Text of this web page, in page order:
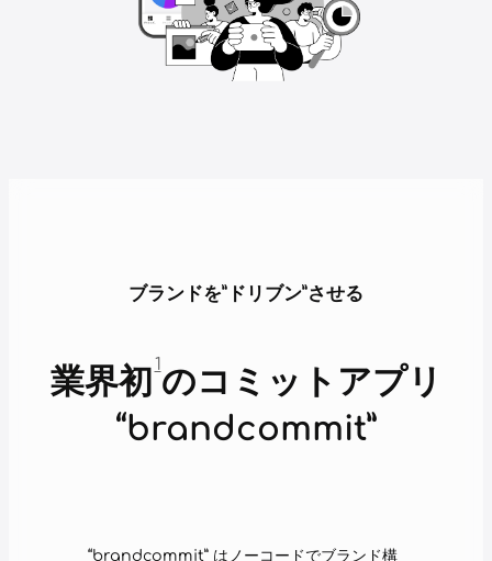
ブランドを”ドリブン”させる
業界初 1のコミットアプリ
“brandcommit”
“brandcommit” はノーコードでブランド構